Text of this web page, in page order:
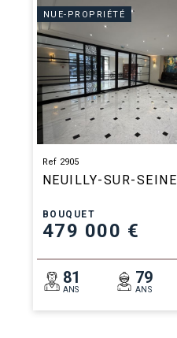
NUE-PROPRIÉTÉ
Ref 2905
NEUILLY-SUR-SEINE
BOUQUET
479 000 €
81
ANS
79
ANS